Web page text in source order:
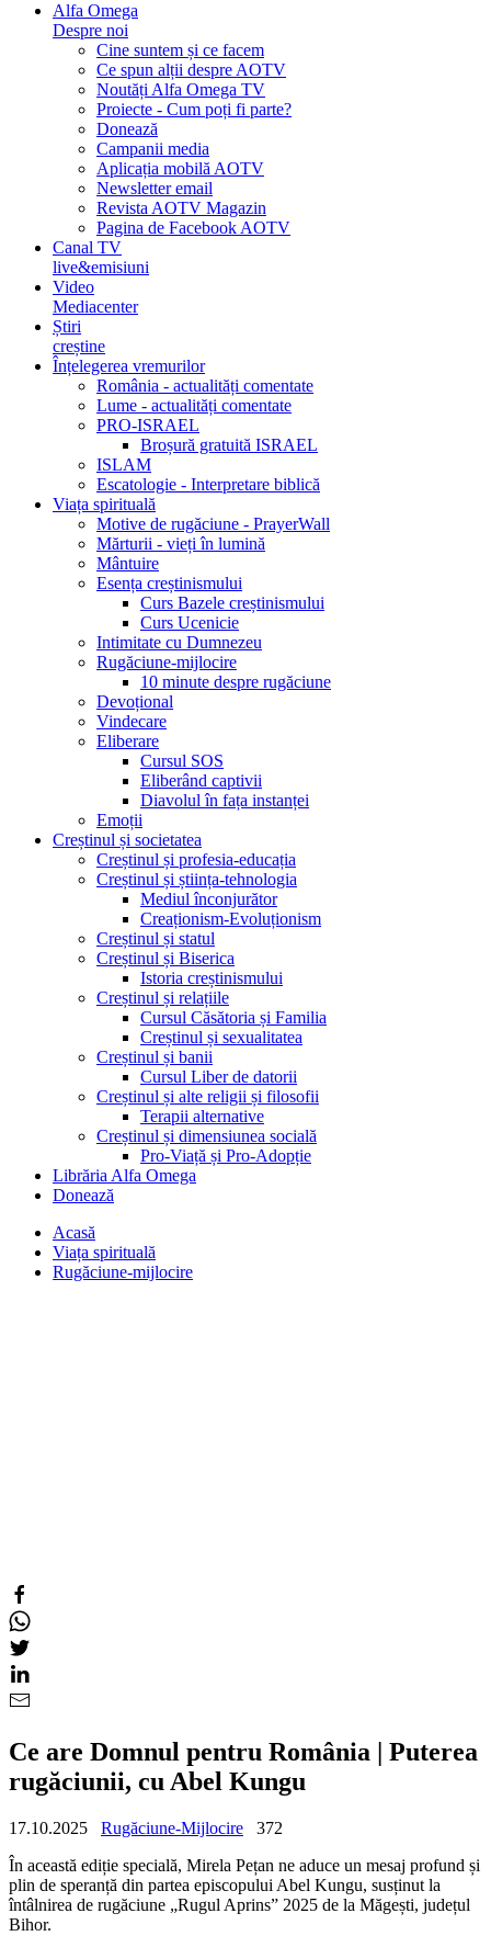
Alfa Omega
Despre noi
Cine suntem și ce facem
Ce spun alții despre AOTV
Noutăți Alfa Omega TV
Proiecte - Cum poți fi parte?
Donează
Campanii media
Aplicația mobilă AOTV
Newsletter email
Revista AOTV Magazin
Pagina de Facebook AOTV
Canal TV
live&emisiuni
Video
Mediacenter
Știri
creștine
Înțelegerea vremurilor
România - actualități comentate
Lume - actualități comentate
PRO-ISRAEL
Broșură gratuită ISRAEL
ISLAM
Escatologie - Interpretare biblică
Viața spirituală
Motive de rugăciune - PrayerWall
Mărturii - vieți în lumină
Mântuire
Esența creștinismului
Curs Bazele creștinismului
Curs Ucenicie
Intimitate cu Dumnezeu
Rugăciune-mijlocire
10 minute despre rugăciune
Devoțional
Vindecare
Eliberare
Cursul SOS
Eliberând captivii
Diavolul în fața instanței
Emoții
Creștinul și societatea
Creștinul și profesia-educația
Creștinul și știința-tehnologia
Mediul înconjurător
Creaționism-Evoluționism
Creștinul și statul
Creștinul și Biserica
Istoria creștinismului
Creștinul și relațiile
Cursul Căsătoria și Familia
Creștinul și sexualitatea
Creștinul și banii
Cursul Liber de datorii
Creștinul și alte religii și filosofii
Terapii alternative
Creștinul și dimensiunea socială
Pro-Viață și Pro-Adopție
Librăria Alfa Omega
Donează
Acasă
Viața spirituală
Rugăciune-mijlocire
Ce are Domnul pentru România | Puterea
rugăciunii, cu Abel Kungu
17.10.2025 Rugăciune-Mijlocire
372
În această ediție specială, Mirela Pețan ne aduce un mesaj profund și
plin de speranță din partea episcopului Abel Kungu, susținut la
întâlnirea de rugăciune „Rugul Aprins” 2025 de la Măgești, județul
Bihor.